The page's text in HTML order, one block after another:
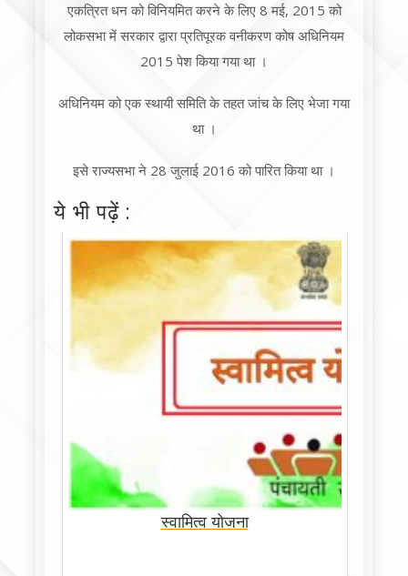
एकत्रित धन को विनियमित करने के लिए 8 मई, 2015 को
लोकसभा में सरकार द्वारा प्रतिपूरक वनीकरण कोष अधिनियम
2015 पेश किया गया था ।
अधिनियम को एक स्थायी समिति के तहत जांच के लिए भेजा गया
था ।
इसे राज्यसभा ने 28 जुलाई 2016 को पारित किया था ।
ये भी पढ़ें :
स्वामित्व योजना